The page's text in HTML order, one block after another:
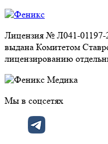
Лицензия № Л041-01197-
выдана Комитетом
лицензированию
Мы в соцсетях